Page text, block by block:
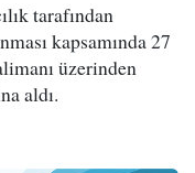
tarafından
kapsamında 27
üzerinden
aldı.